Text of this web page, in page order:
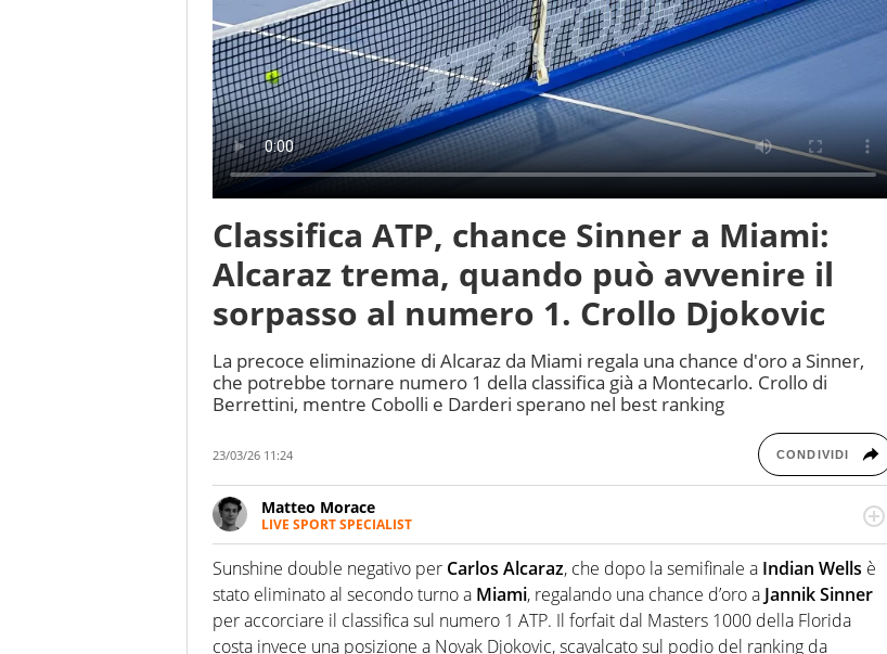
Classifica ATP, chance Sinner a Miami:
Alcaraz trema, quando può avvenire il
sorpasso al numero 1. Crollo Djokovic
La precoce eliminazione di Alcaraz da Miami regala una chance d'oro a Sinner,
che potrebbe tornare numero 1 della classifica già a Montecarlo. Crollo di
Berrettini, mentre Cobolli e Darderi sperano nel best ranking
23/03/26 11:24 CONDIVIDI
Matteo Morace
LIVE SPORT SPECIALIST
La multimedialità quale approccio personale e professionale. Ama raccontare lo sport
focalizzando ogni attenzione sul tempo reale: la verità della dirette non sono opinioni
ma fatti
Sunshine double negativo per Carlos Alcaraz, che dopo la semifinale a Indian Wells è
stato eliminato al secondo turno a Miami, regalando una chance d’oro a Jannik Sinner
per accorciare il classifica sul numero 1 ATP. Il forfait dal Masters 1000 della Florida
costa invece una posizione a Novak Djokovic, scavalcato sul podio del ranking da